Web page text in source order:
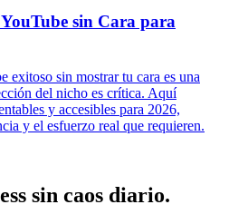
sin Cara para
exitoso sin mostrar tu cara es una
del nicho es crítica. Aquí
y accesibles para 2026,
y el esfuerzo real que requieren.
sin caos diario.